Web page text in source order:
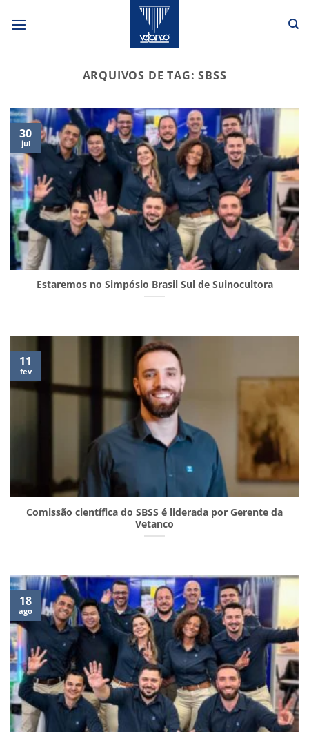
ARQUIVOS DE TAG:SBSS
Estaremos no Simpósio Brasil Sul de Suinocultora
30
jul
Comissão científica do SBSS é liderada por Gerente da
Vetanco
11
fev
18
ago